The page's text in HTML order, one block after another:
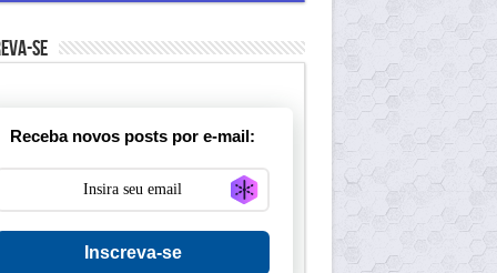
se
Receba novos posts por e-mail:
Generate new mask
Inscreva-se